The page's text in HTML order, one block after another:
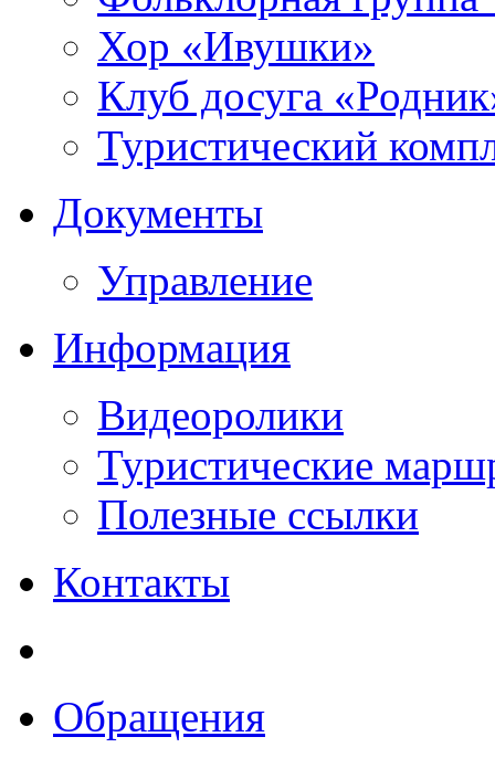
Хор «Ивушки»
Клуб досуга
Туристический
Документы
Управление
Информация
Видеоролики
Туристические
Полезные ссылки
Контакты
Обращения